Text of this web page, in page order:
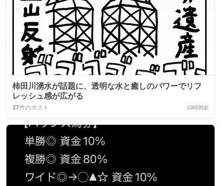
柿田川湧水が話題に、透明な水と癒しのパワーでリフ
レッシュ感が広がる
37件のポスト 10時間前